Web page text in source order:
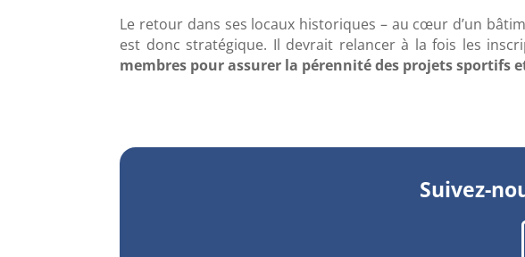
Le retour dans ses locaux historiques – au cœur d’un
est donc stratégique. Il devrait relancer à la fois les
membres pour assurer la pérennité des projets sportifs
Suivez-